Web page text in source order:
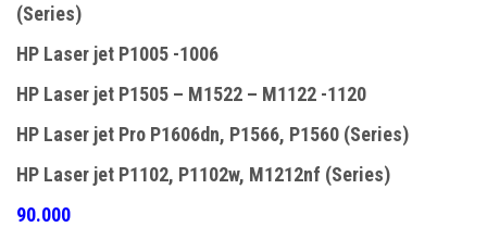
(Series)
HP Laser jet P1005 -1006
HP Laser jet P1505 – M1522 – M1122 -1120
HP Laser jet Pro P1606dn, P1566, P1560 (Series)
HP Laser jet P1102, P1102w, M1212nf (Series)
90.000